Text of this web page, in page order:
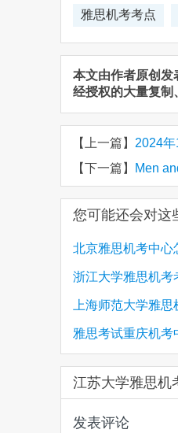
雅思机考考点
本文由作者原创发
经授权的大量复制
【上一篇】 2024
【下一篇】
Men
您可能还会对这
北京雅思机考中心
浙江大学雅思机考
上海师范大学雅
雅思考试重庆机
江苏大学雅思机
发表评论